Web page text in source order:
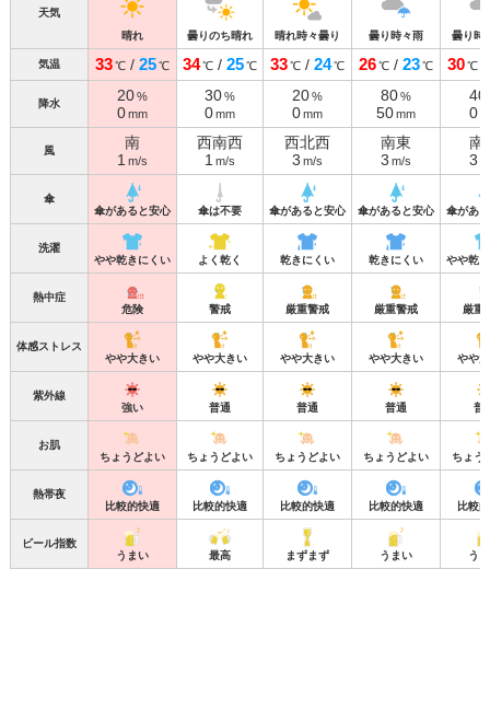
天気
晴れ
曇りのち晴れ 晴れ時々曇り 曇り時々雨 曇り時
気温 33℃/ 25℃ 34℃/ 25℃ 33℃/ 24℃ 26℃/ 23℃ 30℃/
降水 20%
0mm
30%
0mm
20%
0mm
80%
50mm
40
0
風
南
1 m/s
西南西
1 m/s
西北西
3 m/s
南東
3 m/s
南
3
傘
傘があると安心
傘は不要 傘があると安心 傘があると安心 傘があ
洗濯
やや乾きにくい
よく乾く 乾きにくい 乾きにくい やや乾
熱中症
危険
警戒 厳重警戒 厳重警戒 厳重
体感ストレス
やや大きい
やや大きい やや大きい やや大きい やや
紫外線
強い
普通 普通 普通 普
お肌
ちょうどよい
ちょうどよい ちょうどよい ちょうどよい ちょう
熱帯夜
比較的快適
比較的快適 比較的快適 比較的快適 比較
ビール指数
うまい
最高 まずまず うまい う